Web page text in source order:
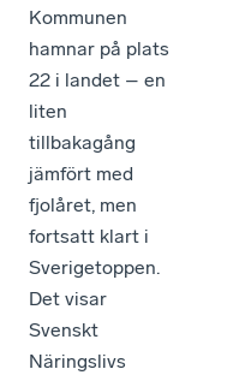
Kommunen
hamnar på plats
22 i landet – en
liten
tillbakagång
jämfört med
fjolåret, men
fortsatt klart i
Sverigetoppen.
Det visar
Svenskt
Näringslivs